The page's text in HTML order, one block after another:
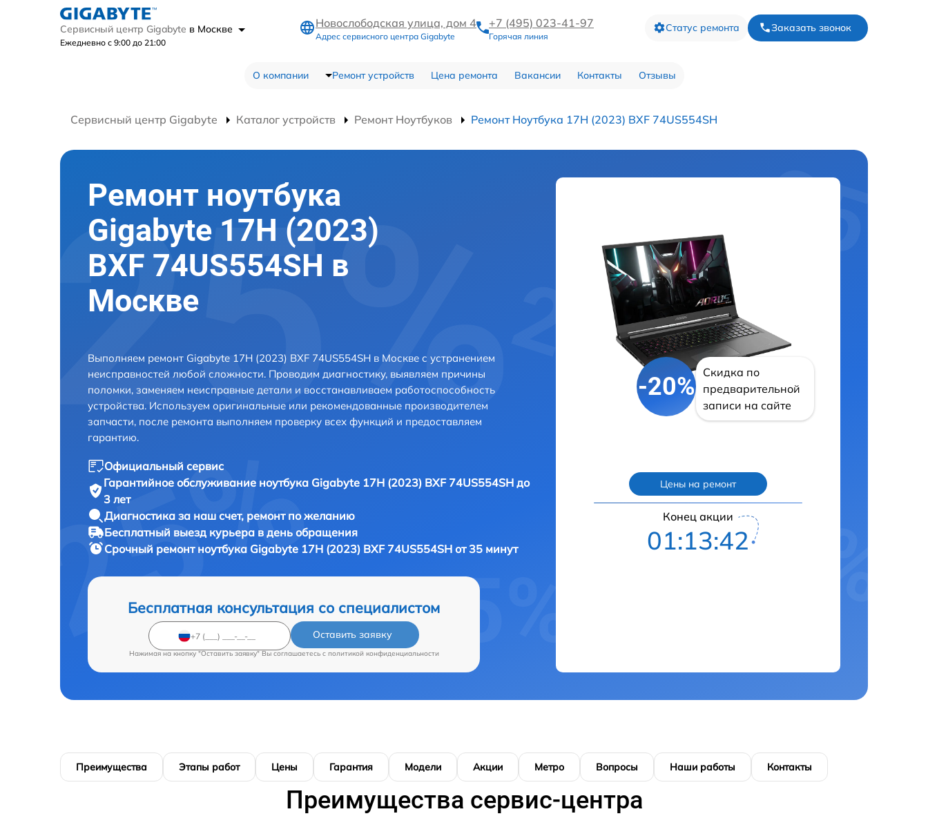
Сервисный центр Gigabyte в Москве
Ежедневно с 9:00 до 21:00
Новослободская улица, дом 4
Адрес сервисного центра Gigabyte
+7 (495) 023-41-97
Горячая линия
Статус ремонта Заказать звонок
О компании Ремонт устройств Цена ремонта Вакансии Контакты Отзывы
Сервисный центр Gigabyte Каталог устройств Ремонт Ноутбуков Ремонт Ноутбука 17H (2023) BXF 74US554SH
Ремонт ноутбука
Gigabyte 17H (2023)
BXF 74US554SH в
Москве
Выполняем ремонт Gigabyte 17H (2023) BXF 74US554SH в Москве с устранением
неисправностей любой сложности. Проводим диагностику, выявляем причины
поломки, заменяем неисправные детали и восстанавливаем работоспособность
устройства. Используем оригинальные или рекомендованные производителем
запчасти, после ремонта выполняем проверку всех функций и предоставляем
гарантию.
Официальный сервис
Гарантийное обслуживание ноутбука Gigabyte 17H (2023) BXF 74US554SH до
3 лет
Диагностика за наш счет, ремонт по желанию
Бесплатный выезд курьера в день обращения
Срочный ремонт ноутбука Gigabyte 17H (2023) BXF 74US554SH от 35 минут
Бесплатная консультация со специалистом
Оставить заявку
Нажимая на кнопку "Оставить заявку" Вы соглашаетесь c политикой конфиденциальности
-20%
Скидка по
предварительной
записи на сайте
Цены на ремонт
Конец акции
01:13:41
Преимущества Этапы работ Цены Гарантия Модели Акции Метро Вопросы Наши работы Контакты
Преимущества сервис-центра